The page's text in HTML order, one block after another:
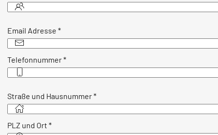
Email Adresse *
Telefonnummer*
Straße und Hausnummer*
PLZ und Ort *